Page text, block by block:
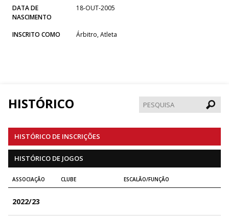
DATA DE
NASCIMENTO
18-OUT-2005
INSCRITO COMO Árbitro, Atleta
HISTÓRICO
HISTÓRICO DE INSCRIÇÕES
HISTÓRICO DE JOGOS
ASSOCIAÇÃO CLUBE ESCALÃO/FUNÇÃO
2022/23